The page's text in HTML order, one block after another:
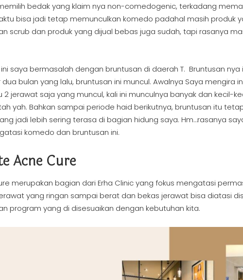
bedak yang klaim nya non-comedogenic, terkadang
bisa jadi tetap memunculkan komedo padahal masih produk
scrub dan produk yang dijual bebas juga sudah, tapi rasanya
saya bermasalah dengan bruntusan di daerah T. Bruntusan nya
bulan yang lalu, bruntusan ini muncul. Awalnya Saya mengira
2 jerawat saja yang muncul, kali ini munculnya banyak dan kecil-
yah. Bahkan sampai periode haid berikutnya, bruntusan itu
jadi lebih sering terasa di bagian hidung saya. Hm…rasanya
komedo dan bruntusan ini.
Acne Cure
merupakan bagian dari Erha Clinic yang fokus mengatasi
yang ringan sampai berat dan bekas jerawat bisa diatasi
program yang di disesuaikan dengan kebutuhan kita.